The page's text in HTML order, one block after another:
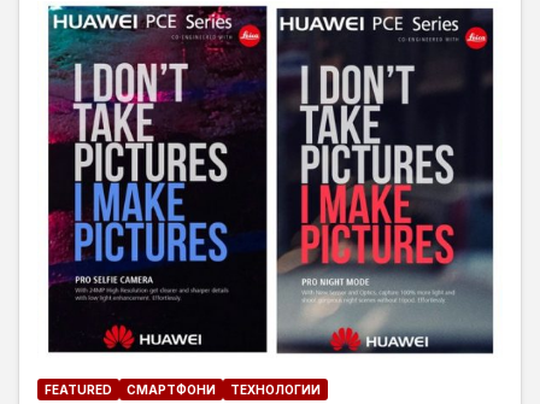
FEATURED СМАРТФОНИ ТЕХНОЛОГИИ